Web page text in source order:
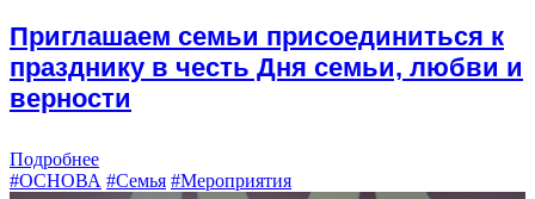
Приглашаем семьи присоединиться к
празднику в честь Дня семьи, любви и
верности
Подробнее
#ОСНОВА #Семья #Мероприятия